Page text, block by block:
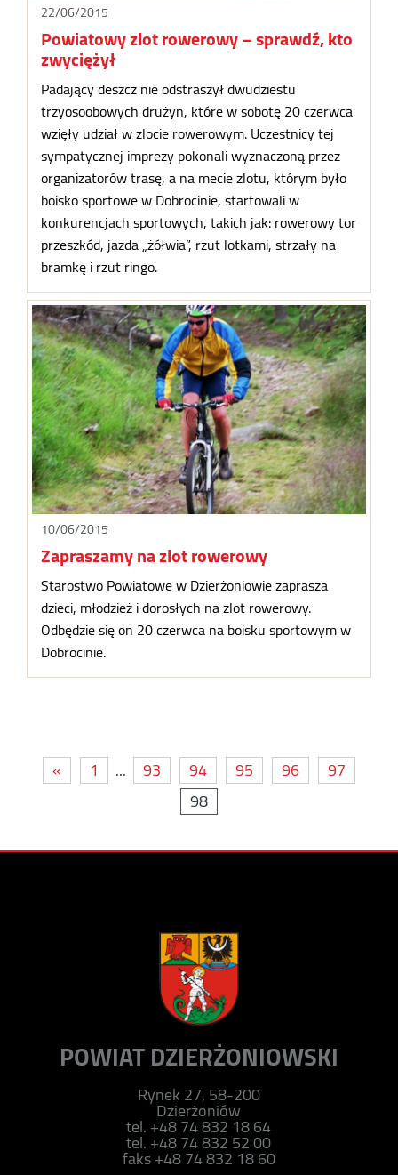
22/06/2015
Powiatowy zlot rowerowy – sprawdź, kto
zwyciężył
Padający deszcz nie odstraszył dwudziestu
trzyosoobowych drużyn, które w sobotę 20 czerwca
wzięły udział w zlocie rowerowym. Uczestnicy tej
sympatycznej imprezy pokonali wyznaczoną przez
organizatorów trasę, a na mecie zlotu, którym było
boisko sportowe w Dobrocinie, startowali w
konkurencjach sportowych, takich jak: rowerowy tor
przeszkód, jazda „żółwia”, rzut lotkami, strzały na
bramkę i rzut ringo.
10/06/2015
Zapraszamy na zlot rowerowy
Starostwo Powiatowe w Dzierżoniowie zaprasza
dzieci, młodzież i dorosłych na zlot rowerowy.
Odbędzie się on 20 czerwca na boisku sportowym w
Dobrocinie.
« 1 ... 93 94 95 96
97
98
POWIAT DZIERŻONIOWSKI
Rynek 27, 58-200
Dzierżoniów
tel. +48 74 832 18 64
tel. +48 74 832 52 00
faks +48 74 832 18 60